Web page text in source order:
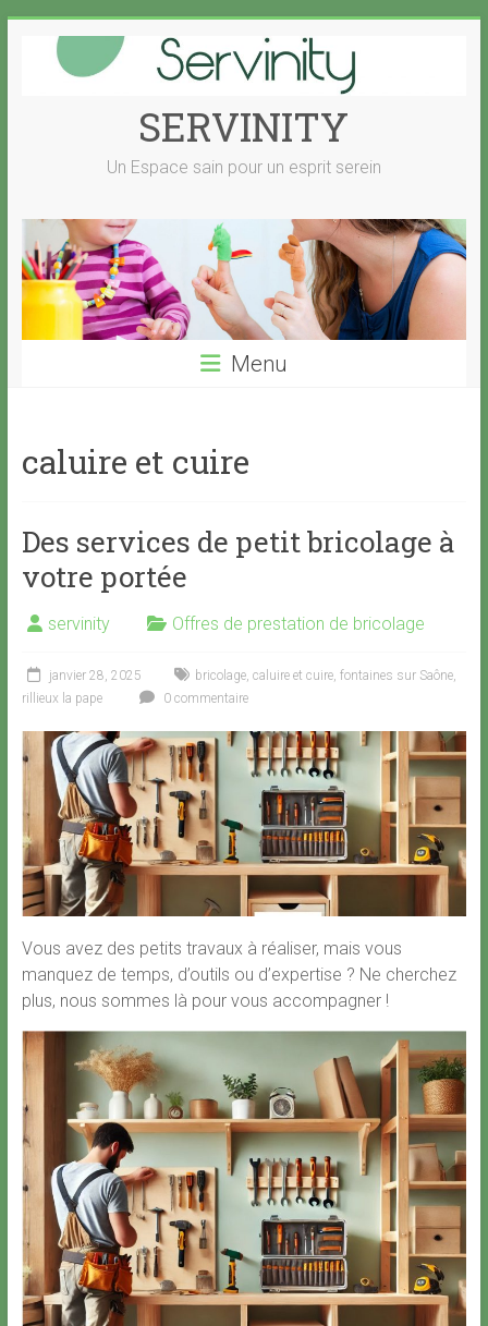
content
SERVINITY
Un Espace sain pour un esprit serein
Menu
caluire et cuire
Des services de petit bricolage à
votre portée
servinity Offres de prestation de bricolage
janvier 28, 2025 bricolage, caluire et cuire, fontaines sur Saône,
rillieux la pape
0 commentaire
Vous avez des petits travaux à réaliser, mais vous
manquez de temps, d’outils ou d’expertise ? Ne cherchez
plus, nous sommes là pour vous accompagner !